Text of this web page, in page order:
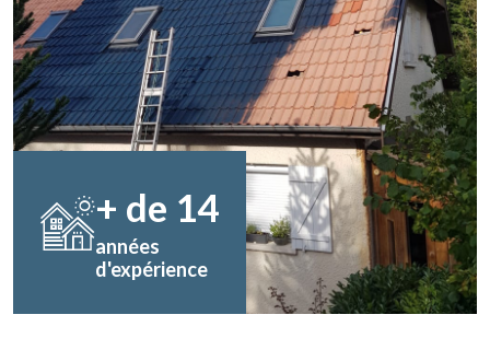
+ de 14
années
d'expérience